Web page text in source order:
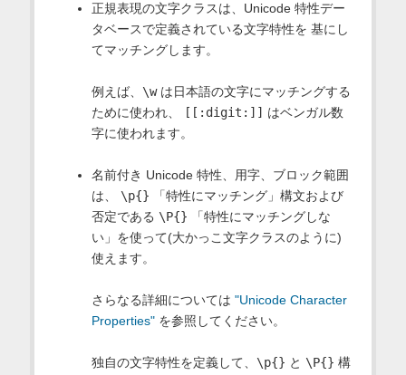
正規表現の文字クラスは、Unicode 特性デー
タベースで定義されている文字特性を 基にし
てマッチングします。
例えば、 \wは日本語の文字にマッチングする
ために使われ、
[[:digit:]] はベンガル数
字に使われます。
名前付き Unicode 特性、用字、ブロック範囲
は、 \p{} 「特性にマッチング」構文および
否定である \P{} 「特性にマッチングしな
い」を使って(大かっこ文字クラスのように)
使えます。
さらなる詳細については "Unicode Character
Properties"を参照してください。
独自の文字特性を定義して、 \p{} と \P{} 構